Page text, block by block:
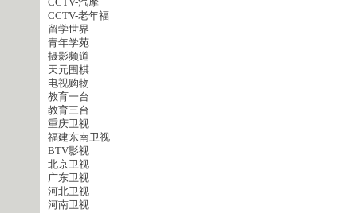
CCTV-老年福
留学世界
青年学苑
摄影频道
天元围棋
电视购物
教育一台
教育三台
重庆卫视
福建东南卫视
BTV影视
北京卫视
广东卫视
河北卫视
河南卫视